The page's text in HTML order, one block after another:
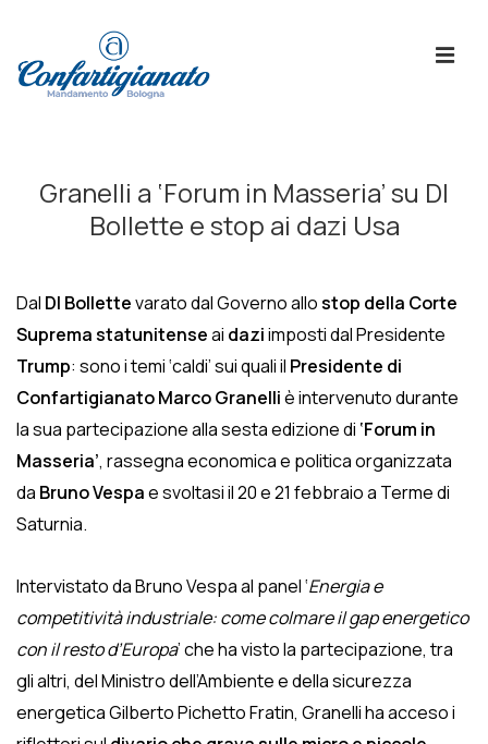
Principale
Granelli a ‘Forum in Masseria’ su Dl
Bollette e stop ai dazi Usa
Dal Dl Bollettevarato dal Governo allostop della Corte
Suprema statunitenseai daziimposti dal Presidente
Trump: sono i temi ‘caldi’ sui quali il Presidente di
Confartigianato Marco Granelliè intervenuto durante
la sua partecipazione alla sesta edizione di ‘Forum in
Masseria’, rassegna economica e politica organizzata
da Bruno Vespae svoltasi il 20 e 21 febbraio a Terme di
Saturnia.
Intervistato da Bruno Vespa al panel ‘Energia e
competitività industriale: come colmare il gap energetico
con il resto d’Europa’ che ha visto la partecipazione, tra
gli altri, del Ministro dell’Ambiente e della sicurezza
energetica Gilberto Pichetto Fratin, Granelli ha acceso i